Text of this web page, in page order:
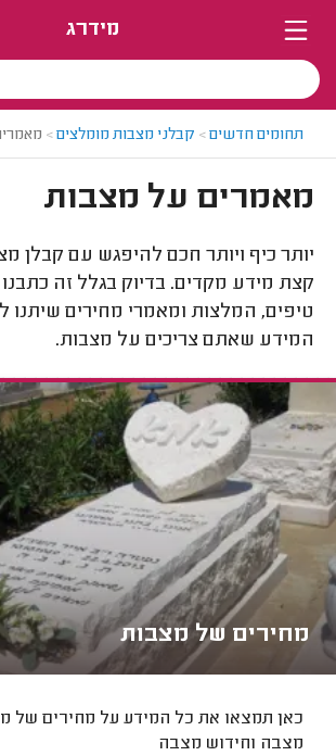
מידרג
תחומים חדשים> קבלני מצבות מומלצים>
מאמרים על מצבות
יותר כיף ויותר חכם להיפגש עם קבלן
קצת מידע מקדים. בדיוק בגלל זה
טיפים, המלצות ומאמרי מחירים שיתנו
המידע שאתם צריכים על מצבות.
מחירים של מצבות
כאן תמצאו את כל המידע על מחירים של
מצבה וחידוש מצבה